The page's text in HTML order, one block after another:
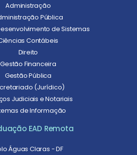
Administração
Pública
de Sistemas
Contábeis
Direito
Gestão Financeira
Gestão Pública
(Jurídico)
Judiciais e Notariais
de Informação
EAD Remota
Águas Claras - DF